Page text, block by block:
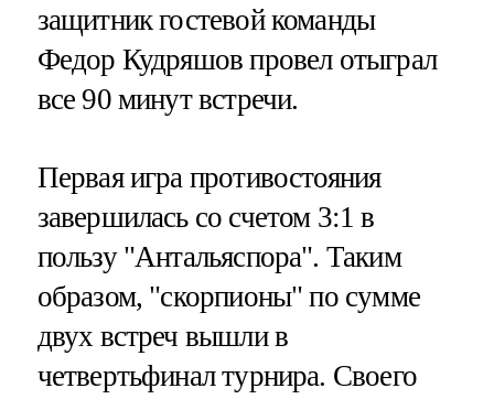
защитник гостевой команды
Федор Кудряшов провел отыграл
все 90 минут встречи.
Первая игра противостояния
завершилась со счетом 3:1 в
пользу "Антальяспора". Таким
образом, "скорпионы" по сумме
двух встреч вышли в
четвертьфинал турнира. Своего